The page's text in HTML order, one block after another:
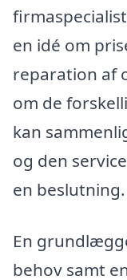
en idé om
reparation af
om de
kan
og den
en beslutning.
En
behov samt